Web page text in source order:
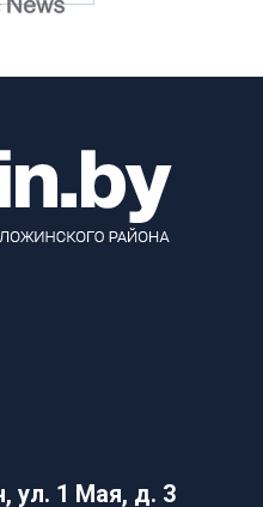
ул. 1 Мая, д. 3